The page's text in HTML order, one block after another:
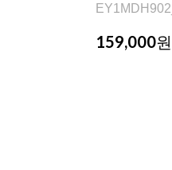
159,000원